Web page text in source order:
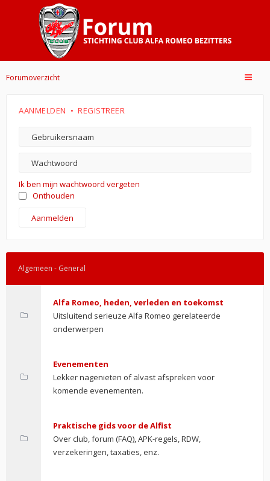
Forumoverzicht
AANMELDEN • REGISTREER
Ik ben mijn wachtwoord vergeten
Onthouden
Algemeen - General
Alfa Romeo, heden, verleden en toekomst
Uitsluitend serieuze Alfa Romeo gerelateerde
onderwerpen
Evenementen
Lekker nagenieten of alvast afspreken voor
komende evenementen.
Praktische gids voor de Alfist
Over club, forum (FAQ), APK-regels, RDW,
verzekeringen, taxaties, enz.